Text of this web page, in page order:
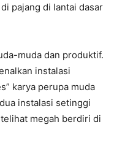
pajang di lantai dasar
muda dan produktif.
instalasi
karya perupa muda
instalasi setinggi
megah berdiri di